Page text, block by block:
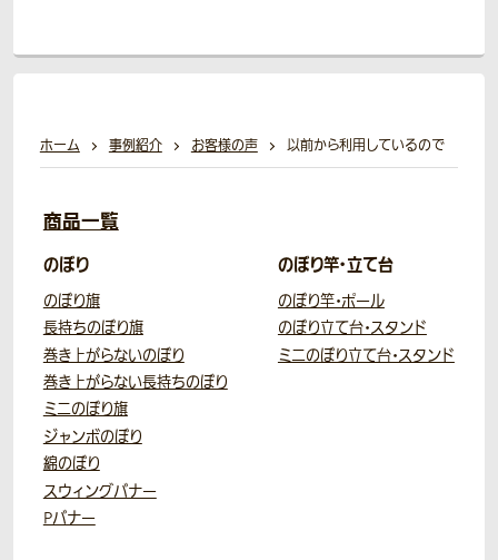
ホーム 事例紹介 お客様の声 以前から利用しているので
商品一覧
のぼり
のぼり旗
長持ちのぼり旗
巻き上がらないのぼり
巻き上がらない長持ちのぼり
ミニのぼり旗
ジャンボのぼり
綿のぼり
スウィングバナー
Pバナー
のぼり竿・立て台
のぼり竿・ポール
のぼり立て台・スタンド
ミニのぼり立て台・スタンド